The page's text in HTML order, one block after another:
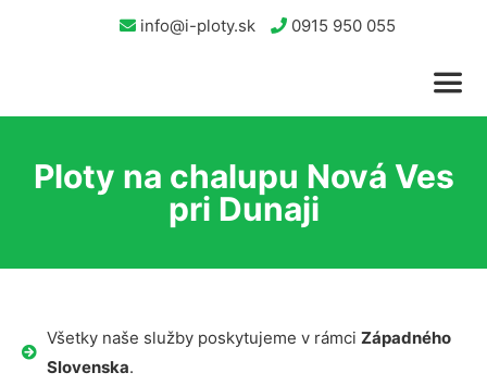
info@i-ploty.sk 0915 950 055
Ploty na chalupu Nová Ves
pri Dunaji
Všetky naše služby poskytujeme v rámci Západného
Slovenska.